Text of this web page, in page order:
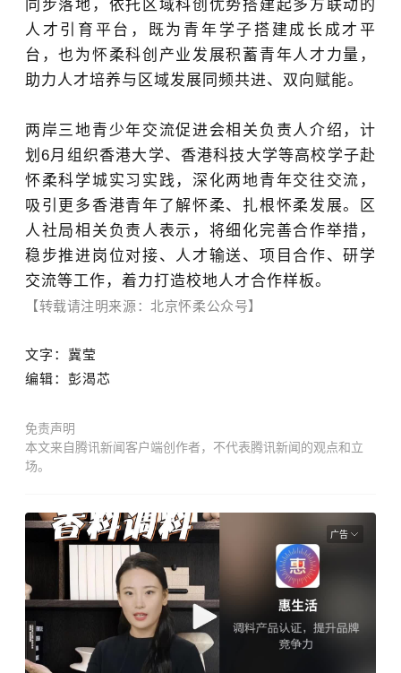
同步落地，依托区域科创优势搭建起多方联动的
人才引育平台，既为青年学子搭建成长成才平
台，也为怀柔科创产业发展积蓄青年人才力量，
助力人才培养与区域发展同频共进、双向赋能。
两岸三地青少年交流促进会相关负责人介绍，计
划6月组织香港大学、 香港科技大学等高校学子赴
怀柔科学城实习实践，深化两地青年交往交流，
吸引更多香港青年了解怀柔、扎根怀柔发展。区
人社局相关负责人表示，将细化完善合作举措，
稳步推进岗位对接、人才输送、项目合作、研学
交流等工作，着力打造校地人才合作样板。
【转载请注明来源：北京怀柔公众号】
文字： 冀莹
编辑：彭渴芯
免责声明
本文来自腾讯新闻客户端创作者，不代表腾讯新闻的观点和立
场。
广告